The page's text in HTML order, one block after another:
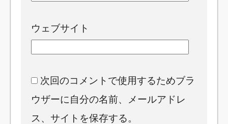
ウェブサイト
次回のコメントで使用するためブラ
ウザーに自分の名前、メールアドレ
ス、サイトを保存する。